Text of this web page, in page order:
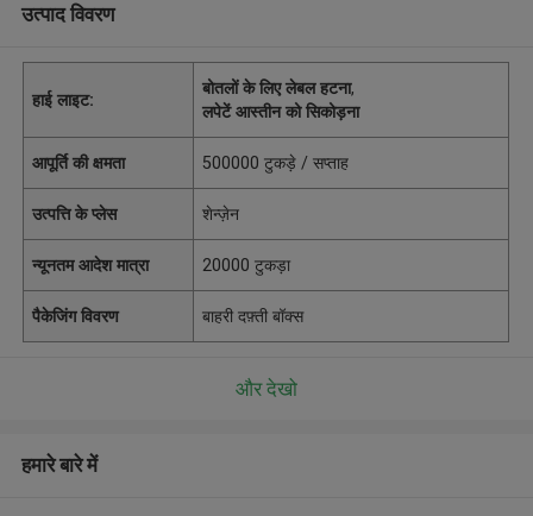
उत्पाद विवरण
हाई लाइट:
बोतलों के लिए लेबल हटना,
लपेटें आस्तीन को सिकोड़ना
आपूर्ति की क्षमता 500000 टुकड़े / सप्ताह
उत्पत्ति के प्लेस शेन्ज़ेन
न्यूनतम आदेश मात्रा 20000 टुकड़ा
पैकेजिंग विवरण बाहरी दफ़्ती बॉक्स
और देखो
हमारे बारे में